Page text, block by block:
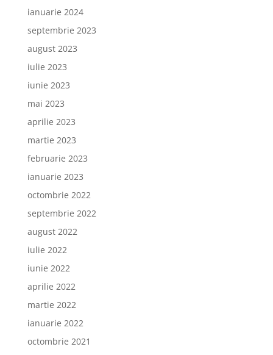
ianuarie 2024
septembrie 2023
august 2023
iulie 2023
iunie 2023
mai 2023
aprilie 2023
martie 2023
februarie 2023
ianuarie 2023
octombrie 2022
septembrie 2022
august 2022
iulie 2022
iunie 2022
aprilie 2022
martie 2022
ianuarie 2022
octombrie 2021